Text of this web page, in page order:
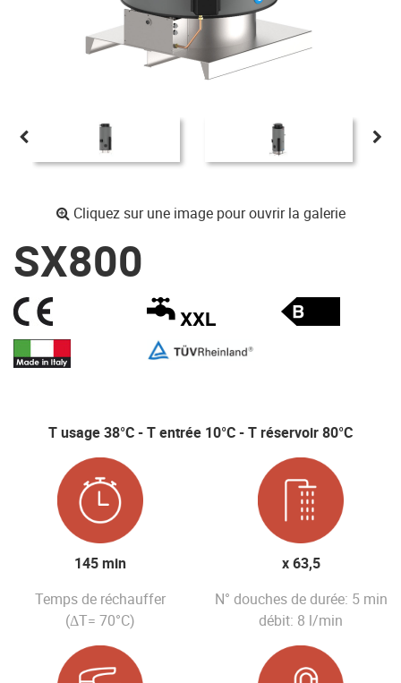
Cliquez sur une image pour ouvrir la galerie
SX800
T usage 38°C - T entrée 10°C - T réservoir 80°C
145 min
Temps de réchauffer
(ΔT= 70°C)
x 63,5
N° douches de durée: 5 min
débit: 8 l/min